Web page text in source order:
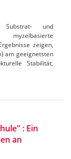
und
zeigen,
am geeignetsten
Stabilität,
: Ein
an